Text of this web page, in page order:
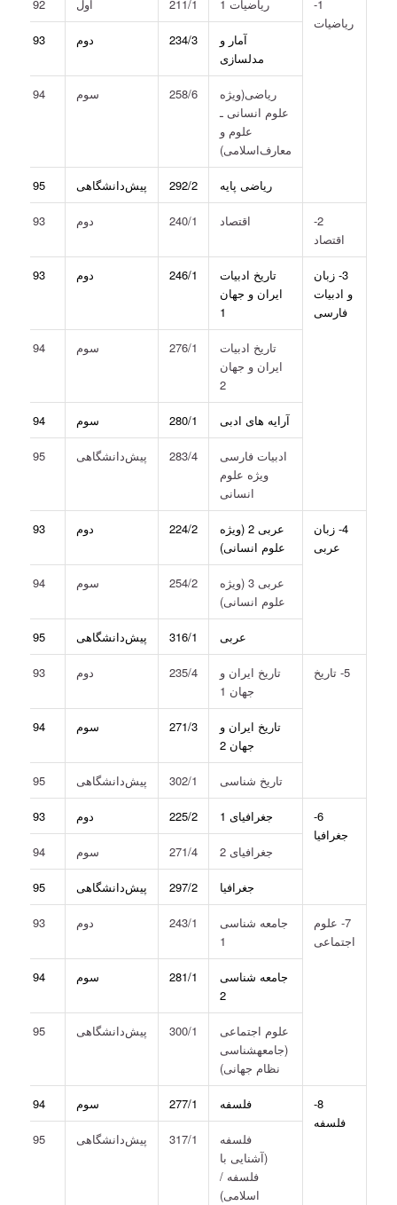
1-
ریاضیات
ریاضیات 1 211/1 اول 92
آمار و
مدلسازی
234/3 دوم 93
ریاضی(ویژه
علوم انسانی ـ
علوم و
معارف‌اسلامی)
258/6 سوم 94
ریاضی پایه 292/2 پیش‌دانشگاهی 95
2-
اقتصاد
اقتصاد 240/1 دوم 93
3- زبان
و ادبیات
فارسی
تاریخ ادبیات
ایران و جهان
1
246/1 دوم 93
تاریخ ادبیات
ایران و جهان
2
276/1 سوم 94
آرایه­ های ادبی 280/1 سوم 94
ادبیات فارسی
ویژه علوم
انسانی
283/4 پیش‌دانشگاهی 95
4- زبان
عربی
عربی 2 (ویژه
علوم انسانی)
224/2 دوم 93
عربی 3 (ویژه
علوم انسانی)
254/2 سوم 94
عربی 316/1 پیش‌دانشگاهی 95
5- تاریخ
تاریخ ایران و
جهان 1
235/4 دوم 93
تاریخ ایران و
جهان 2
271/3 سوم 94
تاریخ شناسی 302/1 پیش‌دانشگاهی 95
6-
جغرافیا
جغرافیای 1 225/2 دوم 93
جغرافیای 2 271/4 سوم 94
جغرافیا 297/2 پیش‌دانشگاهی 95
7- علوم
اجتماعی
جامعه ­شناسی
1
243/1 دوم 93
جامعه شناسی
2
281/1 سوم 94
علوم اجتماعی
(جامعه­شناسی
نظام جهانی)
300/1 پیش‌دانشگاهی 95
8-
فلسفه
فلسفه 277/1 سوم 94
فلسفه
(آشنایی با
فلسفه /
اسلامی)
317/1 پیش‌دانشگاهی 95